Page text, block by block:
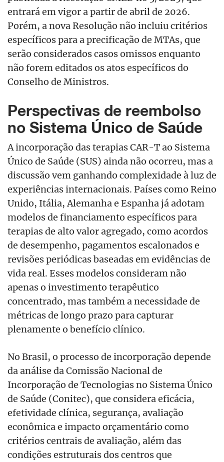
entrará em vigor a partir de abril de 2026.
Porém, a nova Resolução não incluiu critérios
específicos para a precificação de MTAs, que
serão considerados casos omissos enquanto
não forem editados os atos específicos do
Conselho de Ministros.
Perspectivas de reembolso
no Sistema Único de Saúde
A incorporação das terapias CAR-T ao Sistema
Único de Saúde (SUS) ainda não ocorreu, mas a
discussão vem ganhando complexidade à luz de
experiências internacionais. Países como Reino
Unido, Itália, Alemanha e Espanha já adotam
modelos de financiamento específicos para
terapias de alto valor agregado, como acordos
de desempenho, pagamentos escalonados e
revisões periódicas baseadas em evidências de
vida real. Esses modelos consideram não
apenas o investimento terapêutico
concentrado, mas também a necessidade de
métricas de longo prazo para capturar
plenamente o benefício clínico.
No Brasil, o processo de incorporação depende
da análise da Comissão Nacional de
Incorporação de Tecnologias no Sistema Único
de Saúde (Conitec), que considera eficácia,
efetividade clínica, segurança, avaliação
econômica e impacto orçamentário como
critérios centrais de avaliação, além das
condições estruturais dos centros que